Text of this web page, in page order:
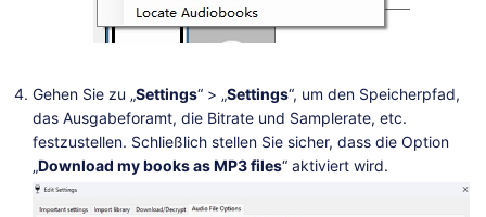
Gehen Sie zu „Settings“ > „Settings“, um den Speicherpfad,
das Ausgabeforamt, die Bitrate und Samplerate, etc.
festzustellen. Schließlich stellen Sie sicher, dass die Option
„Download my books as MP3 files“ aktiviert wird.